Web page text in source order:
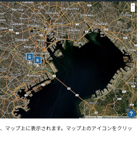
マップ上に表示されます。マップ上のアイコンをクリッ